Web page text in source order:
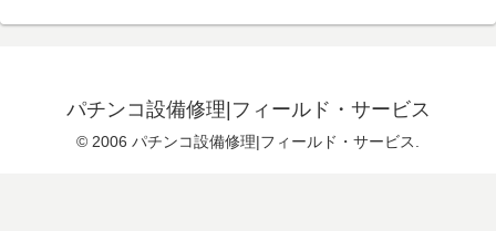
パチンコ設備修理|フィールド・サービス
© 2006 パチンコ設備修理|フィールド・サービス.